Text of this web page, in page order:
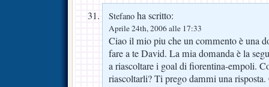
Stefano ha scritto:
Aprile 24th, 2006 alle 17:33
Ciao il mio piu che un commento è una
fare a te David. La mia domanda è la
a riascoltare i goal di fiorentina-empoli.
riascoltarli? Ti prego dammi una risposta.